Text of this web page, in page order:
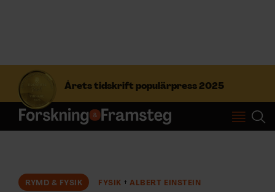
Årets tidskrift populärpress 2025
S
f
t
Prenumerera
RYMD & FYSIK FYSIK ALBERT EINSTEIN